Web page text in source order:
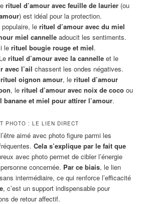
rituel d’amour avec feuille de laurier(ou
) est idéal pour la protection.
le rituel d’amour avec du miel
miel cannelleadoucit les sentiments.
le rituel bougie rouge et miel.
rituel d’amour avec la cannelleet le
avec l’ail chassent les ondes négatives.
rituel oignon amour, le rituel d’amour
, le rituel d’amour avec noix de cocoou
banane et miel pour attirer l’amour.
PHOTO : LE LIEN DIRECT
aimé avec photo figure parmi les
Cela s’explique par le fait que
avec photo permet de cibler l’énergie
concernée. Par ce biais, le lien
intermédiaire, ce qui renforce l’efficacité
, c’est un support indispensable pour
de retour affectif.